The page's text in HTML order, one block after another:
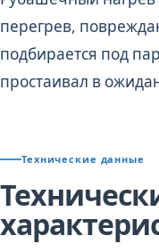
перегрев,
подбирается под
простаивал в
Технические данные